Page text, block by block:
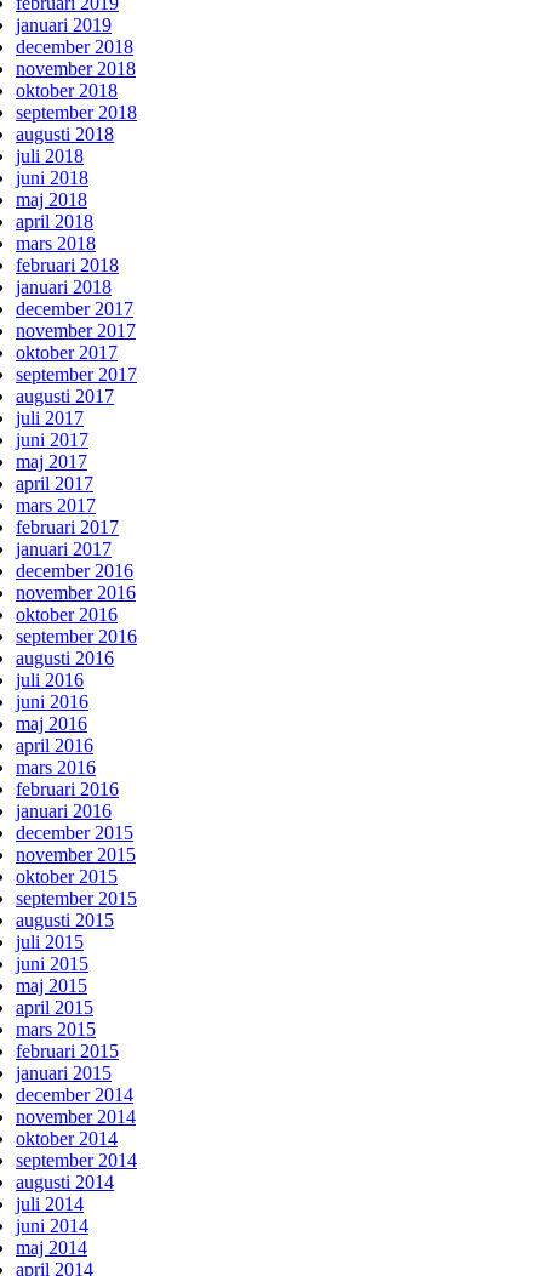
januari 2019
december 2018
november 2018
oktober 2018
september 2018
augusti 2018
juli 2018
juni 2018
maj 2018
april 2018
mars 2018
februari 2018
januari 2018
december 2017
november 2017
oktober 2017
september 2017
augusti 2017
juli 2017
juni 2017
maj 2017
april 2017
mars 2017
februari 2017
januari 2017
december 2016
november 2016
oktober 2016
september 2016
augusti 2016
juli 2016
juni 2016
maj 2016
april 2016
mars 2016
februari 2016
januari 2016
december 2015
november 2015
oktober 2015
september 2015
augusti 2015
juli 2015
juni 2015
maj 2015
april 2015
mars 2015
februari 2015
januari 2015
december 2014
november 2014
oktober 2014
september 2014
augusti 2014
juli 2014
juni 2014
maj 2014
april 2014